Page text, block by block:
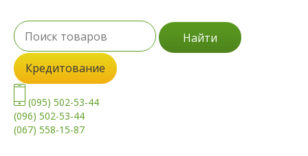
Найти
Кредитование
(095) 502-53-44
(096) 502-53-44
(067) 558-15-87